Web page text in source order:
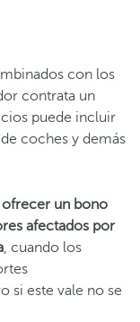
con los
contrata un
puede incluir
coches y demás
ofrecer un bono
afectados por
, cuando los
si este vale no se